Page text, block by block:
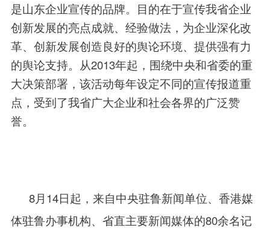
是山东企业宣传的品牌。目的在于宣传我省企业
创新发展的亮点成就、经验做法，为企业深化改
革、创新发展创造良好的舆论环境、提供强有力
的舆论支持。从2013年起，围绕中央和省委的重
大决策部署，该活动每年设定不同的宣传报道重
点，受到了我省广大企业和社会各界的广泛赞
誉。
8月14日起，来自中央驻鲁新闻单位、香港媒
体驻鲁办事机构、省直主要新闻媒体的80余名记